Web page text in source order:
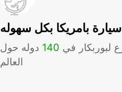
بامريكا بكل سهوله
لبوربكار في 140 دوله حول
العالم